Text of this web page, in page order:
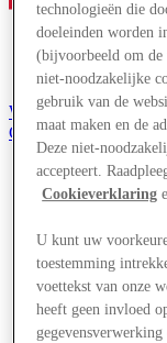
Word lid van de Club
Gered,
nl
Winkels
Aanbiedingen
Wat is er aan
Eet & Drink
Cadeaubonnen
Diensten
Hoe was je dag?
technologieën die
doeleinden worden
(bijvoorbeeld om de
niet-noodzakelijke
gebruik van de
maat maken en de
Deze niet-
accepteert.
Cookieverklaring
U kunt uw
toestemming
voettekst van onze
heeft geen invloed